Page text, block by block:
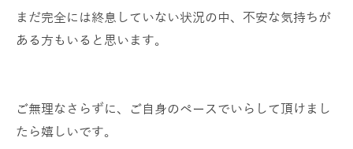
まだ完全には終息していない状況の中、不安な気持ちが
ある方もいると思います。
ご無理なさらずに、ご自身のペースでいらして頂けまし
たら嬉しいです。